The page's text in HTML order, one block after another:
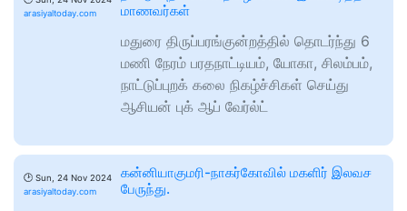
arasiyaltoday.com
மாணவர்கள்
மதுரை திருப்பரங்குன்றத்தில் தொடர்ந்து 6
மணி நேரம் பரதநாட்டியம், யோகா, சிலம்பம்,
நாட்டுப்புறக் கலை நிகழ்ச்சிகள் செய்து
ஆசியன் புக் ஆப் வேர்ல்ட்
🕑 Sun, 24 Nov 2024
arasiyaltoday.com
கன்னியாகுமரி-நாகர்கோவில் மகளிர் இலவச
பேருந்து.